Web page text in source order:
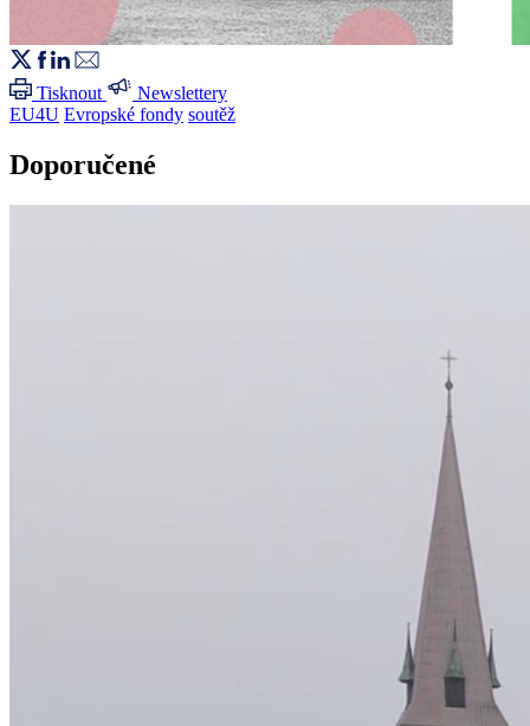
Tisknout
Newslettery
EU4U Evropské fondy soutěž
Doporučené